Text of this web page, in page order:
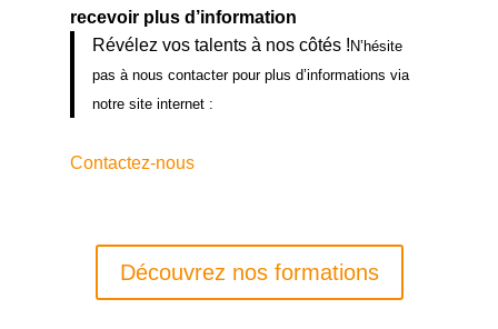
recevoir plus d’information
Révélez vos talents à nos côtés ! N’hésite
pas à nous contacter pour plus d’informations via
notre site internet :
Contactez-nous
Découvrez nos formations